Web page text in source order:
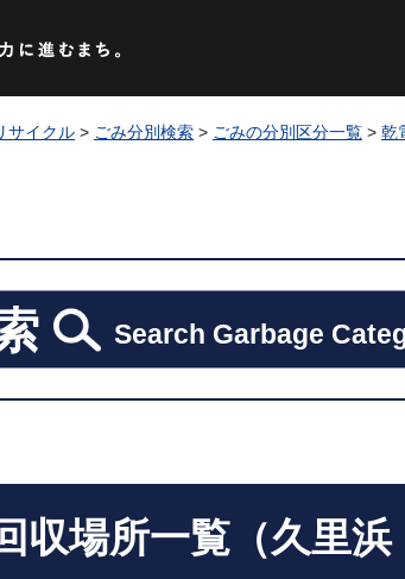
サイクル > ごみ分別検索 > ごみの分別区分一覧 > 乾
Search Garbage
収場所一覧（久里